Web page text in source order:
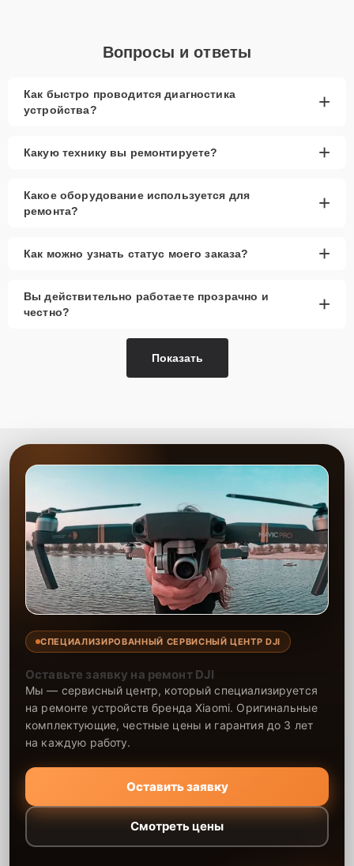
Вопросы и ответы
Как быстро проводится диагностика
устройства?
+
Какую технику вы ремонтируете? +
Какое оборудование используется для
ремонта?
+
Как можно узнать статус моего заказа? +
Вы действительно работаете прозрачно и
честно?
+
Показать
СПЕЦИАЛИЗИРОВАННЫЙ СЕРВИСНЫЙ ЦЕНТР DJI
Оставьте заявку на ремонт DJI
Мы — сервисный центр, который специализируется
на ремонте устройств бренда Xiaomi. Оригинальные
комплектующие, честные цены и гарантия до 3 лет
на каждую работу.
Оставить заявку
Смотреть цены